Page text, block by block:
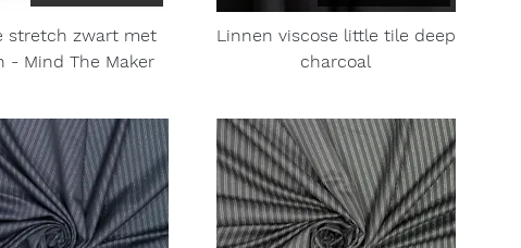
stretch zwart met
- Mind The Maker
Linnen viscose little tile deep
charcoal